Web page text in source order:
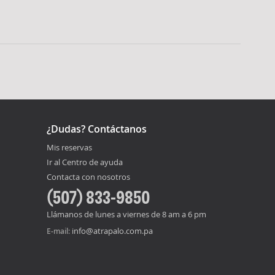
¿Dudas? Contáctanos
Mis reservas
Ir al Centro de ayuda
Contacta con nosotros
(507) 833-9850
Llámanos de lunes a viernes de 8 am a 6 pm
E-mail: info@atrapalo.com.pa